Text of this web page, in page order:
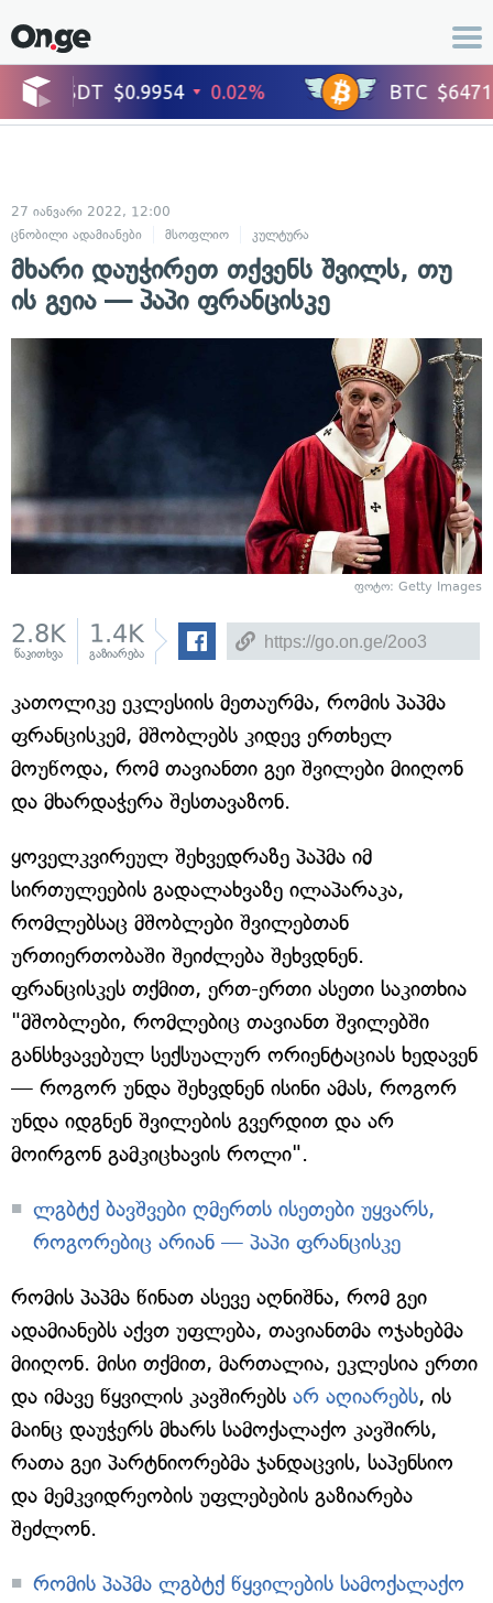
27 იანვარი 2022, 12:00
ცნობილი ადამიანები
მსოფლიო კულტურა
მხარი დაუჭირეთ თქვენს შვილს, თუ
ის გეია — პაპი ფრანცისკე
ფოტო: Getty Images
2.8K
წაკითხვა
1.4K
გაზიარება
კათოლიკე ეკლესიის მეთაურმა, რომის პაპმა
ფრანცისკემ, მშობლებს კიდევ ერთხელ
მოუწოდა, რომ თავიანთი გეი შვილები მიიღონ
და მხარდაჭერა შესთავაზონ.
ყოველკვირეულ შეხვედრაზე პაპმა იმ
სირთულეების გადალახვაზე ილაპარაკა,
რომლებსაც მშობლები შვილებთან
ურთიერთობაში შეიძლება შეხვდნენ.
ფრანცისკეს თქმით, ერთ-ერთი ასეთი საკითხია
"მშობლები, რომლებიც თავიანთ შვილებში
განსხვავებულ სექსუალურ ორიენტაციას ხედავენ
— როგორ უნდა შეხვდნენ ისინი ამას, როგორ
უნდა იდგნენ შვილების გვერდით და არ
მოირგონ გამკიცხავის როლი".
ლგბტქ ბავშვები ღმერთს ისეთები უყვარს,
როგორებიც არიან — პაპი ფრანცისკე
რომის პაპმა წინათ ასევე აღნიშნა, რომ გეი
ადამიანებს აქვთ უფლება, თავიანთმა ოჯახებმა
მიიღონ. მისი თქმით, მართალია, ეკლესია ერთი
და იმავე წყვილის კავშირებს არ აღიარებს, ის
მაინც დაუჭერს მხარს სამოქალაქო კავშირს,
რათა გეი პარტნიორებმა ჯანდაცვის, საპენსიო
და მემკვიდრეობის უფლებების გაზიარება
შეძლონ.
რომის პაპმა ლგბტქ წყვილების სამოქალაქო